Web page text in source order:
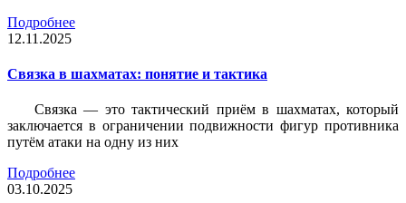
Подробнее
12.11.2025
Связка в шахматах: понятие и тактика
Связка — это тактический приём в шахматах, который
заключается в ограничении подвижности фигур противника
путём атаки на одну из них
Подробнее
03.10.2025